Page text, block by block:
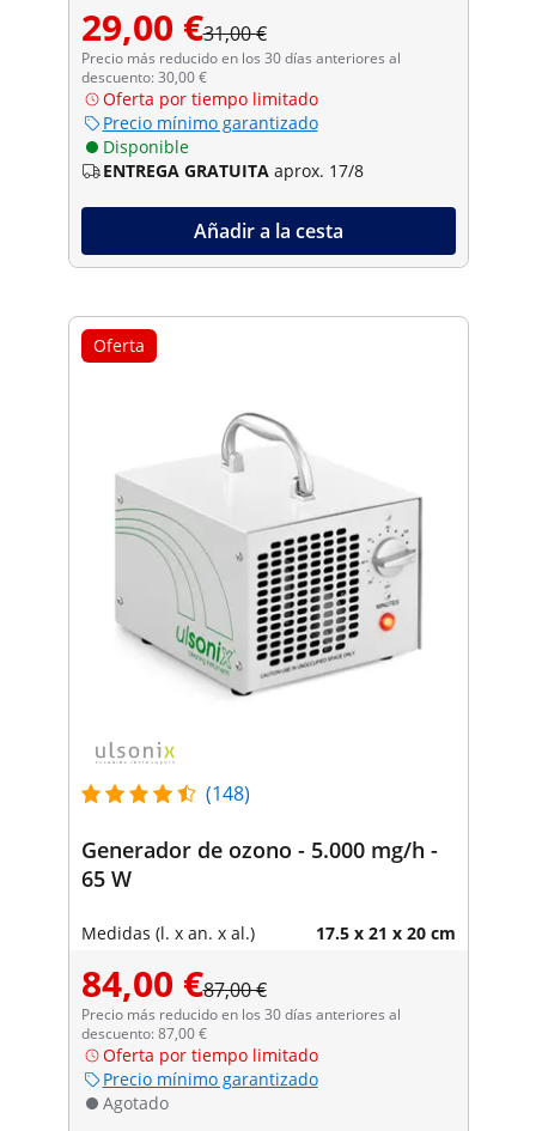
29,00 €31,00 €
Precio más reducido en los 30 días anteriores al
descuento: 30,00 €
Oferta por tiempo limitado
Precio mínimo garantizado
Disponible
ENTREGA GRATUITA aprox. 17/8
Añadir a la cesta
Oferta
(148)
Generador de ozono - 5.000 mg/h -
65 W
Medidas (l. x an. x al.) 17.5 x 21 x 20 cm
84,00 €87,00 €
Precio más reducido en los 30 días anteriores al
descuento: 87,00 €
Oferta por tiempo limitado
Precio mínimo garantizado
Agotado